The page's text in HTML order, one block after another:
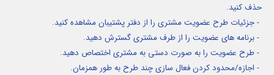
حذف کنید.
- جزئیات طرح عضویت مشتری را از دفتر پشتیبان مشاهده کنید.
- برنامه های عضویت را از طرف مشتری گسترش دهید.
- طرح عضویت را به صورت دستی به مشتری اختصاص دهید.
- اجازه/محدود کردن فعال سازی چند طرح به طور همزمان.